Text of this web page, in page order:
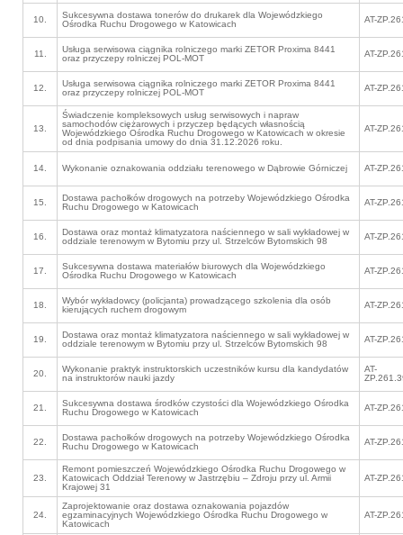
10.
Sukcesywna dostawa tonerów do drukarek dla Wojewódzkiego
Ośrodka Ruchu Drogowego w Katowicach
AT-
11.
Usługa serwisowa ciągnika rolniczego marki ZETOR Proxima 8441
oraz przyczepy rolniczej POL-MOT
AT-
12.
Usługa serwisowa ciągnika rolniczego marki ZETOR Proxima 8441
oraz przyczepy rolniczej POL-MOT
AT-
13.
Świadczenie kompleksowych usług serwisowych i napraw
samochodów ciężarowych i przyczep będących własnością
Wojewódzkiego Ośrodka Ruchu Drogowego w Katowicach w okresie
od dnia podpisania umowy do dnia 31.12.2026 roku.
AT-
14. Wykonanie oznakowania oddziału terenowego w Dąbrowie Górniczej AT-
15.
Dostawa pachołków drogowych na potrzeby Wojewódzkiego Ośrodka
Ruchu Drogowego w Katowicach
AT-
16.
Dostawa oraz montaż klimatyzatora naściennego w sali wykładowej w
oddziale terenowym w Bytomiu przy ul. Strzelców Bytomskich 98
AT-
17.
Sukcesywna dostawa materiałów biurowych dla Wojewódzkiego
Ośrodka Ruchu Drogowego w Katowicach
AT-
18.
Wybór wykładowcy (policjanta) prowadzącego szkolenia dla osób
kierujących ruchem drogowym
AT-
19.
Dostawa oraz montaż klimatyzatora naściennego w sali wykładowej w
oddziale terenowym w Bytomiu przy ul. Strzelców Bytomskich 98
AT-
20.
Wykonanie praktyk instruktorskich uczestników kursu dla kandydatów
na instruktorów nauki jazdy
AT-
21.
Sukcesywna dostawa środków czystości dla Wojewódzkiego Ośrodka
Ruchu Drogowego w Katowicach
AT-
22.
Dostawa pachołków drogowych na potrzeby Wojewódzkiego Ośrodka
Ruchu Drogowego w Katowicach
AT-
23.
Remont pomieszczeń Wojewódzkiego Ośrodka Ruchu Drogowego w
Katowicach Oddział Terenowy w Jastrzębiu – Zdroju przy ul. Armii
Krajowej 31
AT-
24.
Zaprojektowanie oraz dostawa oznakowania pojazdów
egzaminacyjnych Wojewódzkiego Ośrodka Ruchu Drogowego w
Katowicach
AT-